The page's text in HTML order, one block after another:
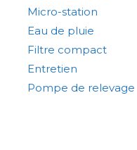
Micro-station
Eau de pluie
Filtre compact
Entretien
Pompe de relevage